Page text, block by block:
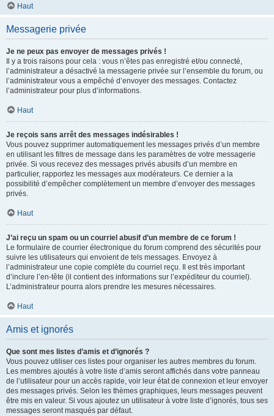
Haut
Messagerie privée
Je ne peux pas envoyer de messages privés !
Il y a trois raisons pour cela : vous n’êtes pas enregistré et/ou connecté,
l’administrateur a désactivé la messagerie privée sur l’ensemble du forum, ou
l’administrateur vous a empêché d’envoyer des messages. Contactez
l’administrateur pour plus d’informations.
Haut
Je reçois sans arrêt des messages indésirables !
Vous pouvez supprimer automatiquement les messages privés d’un membre
en utilisant les filtres de message dans les paramètres de votre messagerie
privée. Si vous recevez des messages privés abusifs d’un membre en
particulier, rapportez les messages aux modérateurs. Ce dernier a la
possibilité d’empêcher complètement un membre d’envoyer des messages
privés.
Haut
J’ai reçu un spam ou un courriel abusif d’un membre de ce forum !
Le formulaire de courrier électronique du forum comprend des sécurités pour
suivre les utilisateurs qui envoient de tels messages. Envoyez à
l’administrateur une copie complète du courriel reçu. Il est très important
d’inclure l’en-tête (il contient des informations sur l’expéditeur du courriel).
L’administrateur pourra alors prendre les mesures nécessaires.
Haut
Amis et ignorés
Que sont mes listes d’amis et d’ignorés ?
Vous pouvez utiliser ces listes pour organiser les autres membres du forum.
Les membres ajoutés à votre liste d’amis seront affichés dans votre panneau
de l’utilisateur pour un accès rapide, voir leur état de connexion et leur envoyer
des messages privés. Selon les thèmes graphiques, leurs messages peuvent
être mis en valeur. Si vous ajoutez un utilisateur à votre liste d’ignorés, tous ses
messages seront masqués par défaut.